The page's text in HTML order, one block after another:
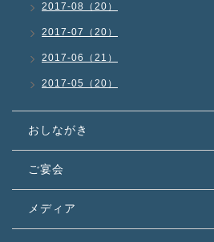
2017-08（20）
2017-07（20）
2017-06（21）
2017-05（20）
おしながき
ご宴会
メディア